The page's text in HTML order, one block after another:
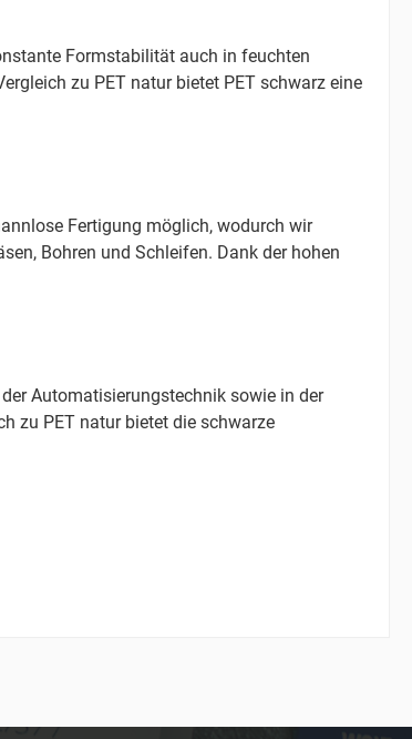
Formstabilität auch in feuchten
zu PET natur bietet PET schwarz eine
Fertigung möglich, wodurch wir
Bohren und Schleifen. Dank der hohen
Automatisierungstechnik sowie in der
zu PET natur bietet die schwarze